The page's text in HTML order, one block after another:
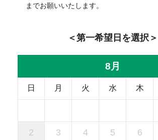
までお願いいたします。
＜第一希望日を選択＞
8月
日 月 火 水 木
2 3 4 5 6